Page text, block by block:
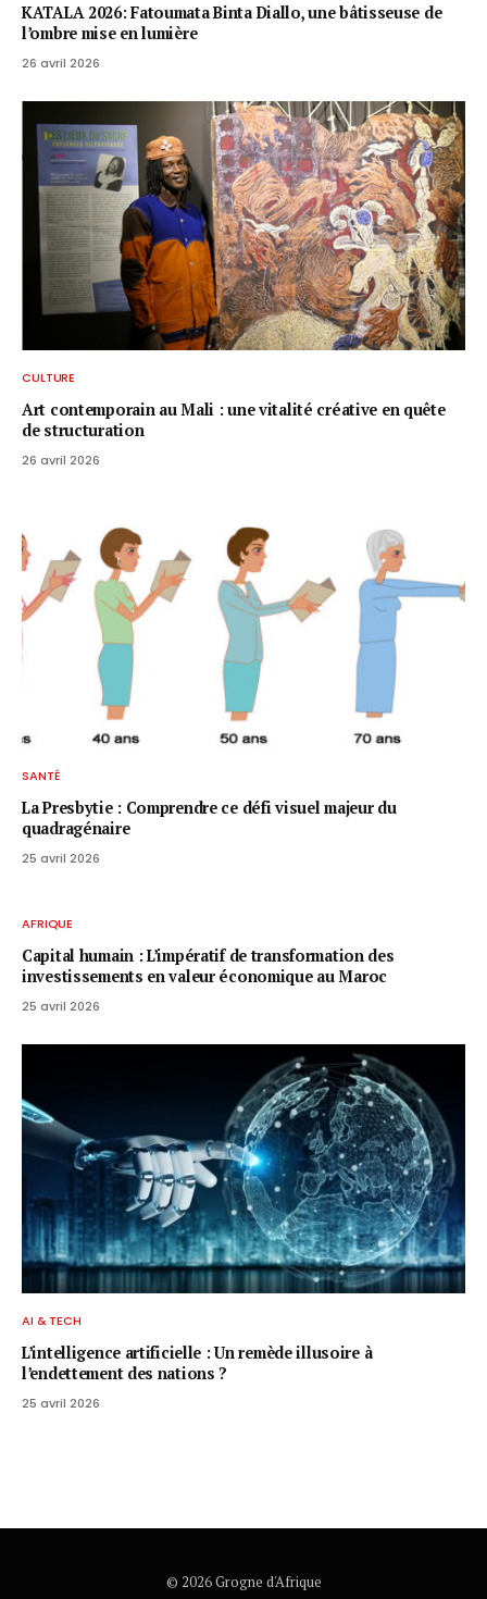
KATALA 2026: Fatoumata Binta Diallo, une bâtisseuse de
l’ombre mise en lumière
26 avril 2026
CULTURE
Art contemporain au Mali : une vitalité créative en quête
de structuration
26 avril 2026
SANTÉ
La Presbytie : Comprendre ce défi visuel majeur du
quadragénaire
25 avril 2026
AFRIQUE
Capital humain : L’impératif de transformation des
investissements en valeur économique au Maroc
25 avril 2026
AI & TECH
L’intelligence artificielle : Un remède illusoire à
l’endettement des nations ?
25 avril 2026
© 2026 Grogne d'Afrique